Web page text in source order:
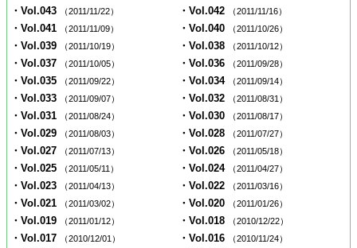
・Vol.043 （2011/11/22） ・Vol.042 （2011/11/16）
・Vol.041 （2011/11/09） ・Vol.040 （2011/10/26）
・Vol.039 （2011/10/19） ・Vol.038 （2011/10/12）
・Vol.037 （2011/10/05） ・Vol.036 （2011/09/28）
・Vol.035 （2011/09/22） ・Vol.034 （2011/09/14）
・Vol.033 （2011/09/07） ・Vol.032 （2011/08/31）
・Vol.031 （2011/08/24） ・Vol.030 （2011/08/17）
・Vol.029 （2011/08/03） ・Vol.028 （2011/07/27）
・Vol.027 （2011/07/13） ・Vol.026 （2011/05/18）
・Vol.025 （2011/05/11） ・Vol.024 （2011/04/27）
・Vol.023 （2011/04/13） ・Vol.022 （2011/03/16）
・Vol.021 （2011/03/02） ・Vol.020 （2011/01/26）
・Vol.019 （2011/01/12） ・Vol.018 （2010/12/22）
・Vol.017 （2010/12/01） ・Vol.016 （2010/11/24）